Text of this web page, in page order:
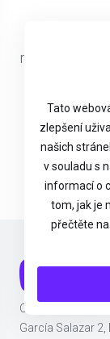
Disfruta de
rendimiento
tus
Ohz Digital SL -
García Salazar
Tato
zlepšení
našich
v souladu s
informací o
tom, jak je
přečtěte